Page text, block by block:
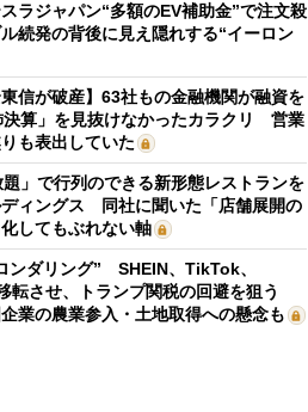
ラジャパン“多額のEV補助金”で注文殺
続発の背後に見え隠れする“イーロン
信が破産】63社もの金融機関が融資を
決算」を見抜けなかったカラクリ 営業
も表出していた
題」で行列のできる新形態レストランを
ィングス 同社に聞いた「店舗展開の
してもぶれない軸
ンダリング” SHEIN、TikTok、
転させ、トランプ関税の回避を狙う
業の農業参入・土地取得への懸念も